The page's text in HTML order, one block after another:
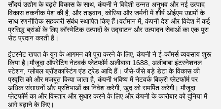
सौंदर्य उद्योग के बढ़ते विकास के साथ, कंपनी ने विदेशी उन्नत अनुभव और नई उत्पाद
विकास तकनीक पेश की है, और ताइवान, कोरिया और जर्मनी में शीर्ष ओईएम उद्यमों के
साथ रणनीतिक सहकारी संबंध स्थापित किए हैं।वर्तमान में, कंपनी देश और विदेश में कई
प्रसिद्ध ब्रांडों के लिए कॉस्मेटिक उत्पादों के उद्घाटन और उत्पादन सेवाओं का एक पूरा
सेट प्रदान करती है।
इंटरनेट खपत के युग के आगमन को पूरा करने के लिए, कंपनी ने ई-कॉमर्स व्यवसाय शुरू
किया है।मौजूदा ऑपरेटिंग नेटवर्क प्लेटफॉर्म अलीबाबा 1688, अलीबाबा इंटरनेशनल
स्टेशन, ग्लोबल ब्रॉडकास्टिंग एंड ट्रेड आदि हैं। जैसे-जैसे बड़े डेटा के विकास की
प्रवृत्ति को और मजबूत किया जाता है, कंपनी भविष्य में नेटवर्क बिक्री प्लेटफॉर्म पर
अधिक संसाधनों और प्रतिभाओं का निवेश करेगी, खुद को समर्पित करेगी। मौजूदा
प्लेटफॉर्म का और विस्तार और सुधार करने के लिए और कंपनी के कारोबार को दुनिया में
आगे बढ़ाने के लिए।